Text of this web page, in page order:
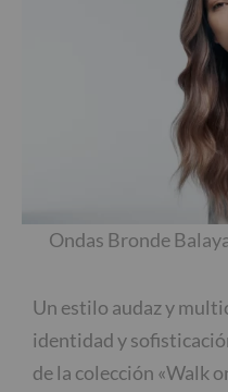
Ondas Bronde
Un estilo audaz y
identidad y
de la colección «Walk